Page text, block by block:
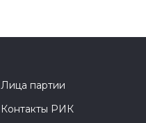
Лица партии
Контакты РИК